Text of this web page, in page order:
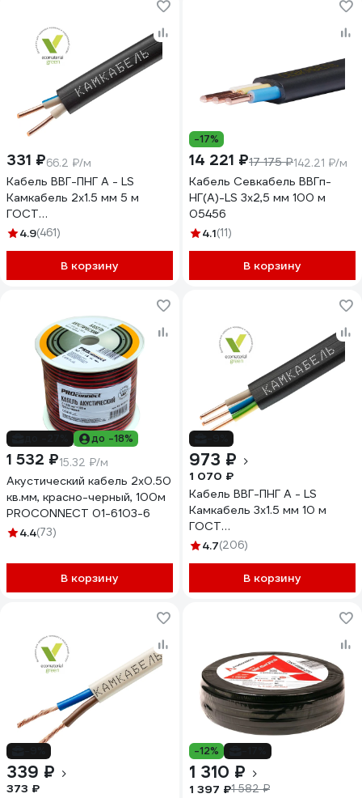
331 ₽66.2 ₽/м
Кабель ВВГ-ПНГ А - LS
Камкабель 2x1.5 мм 5 м
ГОСТ
1157К20FD00070А0005М
4.9(461)
В корзину
-17%
14 221 ₽17 175 ₽142.21 ₽/м
Кабель Севкабель ВВГп-
НГ(А)-LS 3х2,5 мм 100 м
05456
4.1(11)
В корзину
до -18%
1 532 ₽15.32 ₽/м
Акустический кабель 2х0.50
кв.мм, красно-черный, 100м
PROCONNECT 01-6103-6
4.4(73)
В корзину
973 ₽
1 070 ₽
Кабель ВВГ-ПНГ А - LS
Камкабель 3x1.5 мм 10 м
ГОСТ
1157К30FG00070А0010М
4.7(206)
В корзину
339 ₽
373 ₽
-12%
1 310 ₽
1 397 ₽1 582 ₽